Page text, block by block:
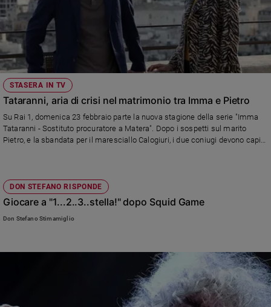
STASERA IN TV
Tataranni, aria di crisi nel matrimonio tra Imma e Pietro
Su Rai 1, domenica 23 febbraio parte la nuova stagione della serie "Imma
Tataranni - Sostituto procuratore a Matera". Dopo i sospetti sul marito
Pietro, e la sbandata per il maresciallo Calogiuri, i due coniugi devono capire
DON STEFANO RISPONDE
Giocare a "1...2..3..stella!" dopo Squid Game
Don Stefano Stimamiglio